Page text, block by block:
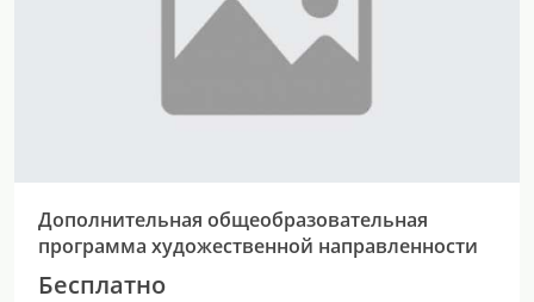
Дополнительная общеобразовательная
программа художественной направленности
Бесплатно